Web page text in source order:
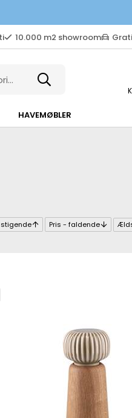
10.000 m2 showroom
HAVEMØBLER
stigende Pris - faldende